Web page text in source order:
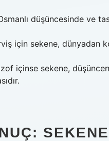
düşüncesinde ve
için sekene, dünyadan
içinse sekene,